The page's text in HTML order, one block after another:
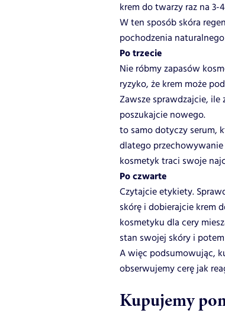
krem do twarzy raz na 3-
W ten sposób skóra
pochodzenia
Po trzecie
Nie róbmy zapasów
ryzyko, że krem może
Zawsze sprawdzajcie, ile
poszukajcie nowego.
to samo dotyczy serum,
dlatego przechowywanie
kosmetyk traci swoje
Po czwarte
Czytajcie etykiety.
skórę i dobierajcie krem
kosmetyku dla cery
stan swojej skóry i
A więc podsumowując,
obserwujemy cerę jak
Kupujemy